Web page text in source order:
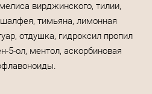
вирджинского, тилии,
тимьяна, лимонная
отдушка, гидроксил пропил
5-ол, ментол, аскорбиновая